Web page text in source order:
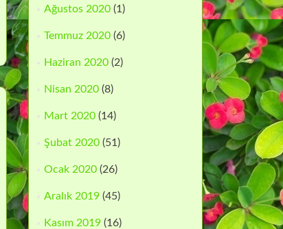
Ağustos 2020 (1)
Temmuz 2020 (6)
Haziran 2020 (2)
Nisan 2020 (8)
Mart 2020 (14)
Şubat 2020 (51)
Ocak 2020 (26)
Aralık 2019 (45)
Kasım 2019 (16)